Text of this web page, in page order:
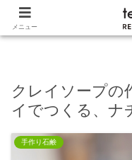
ホーム 手作り石鹸
ンクレイでつくる、ナチュラ
クレイソープの
イでつくる、ナ
手作り石鹸
メニュー